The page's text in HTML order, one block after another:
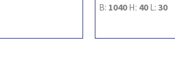
B: 1040H: 40L: 30